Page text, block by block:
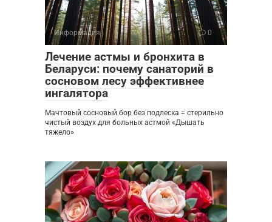
Информация 0
Лечение астмы и бронхита в
Беларуси: почему санаторий в
сосновом лесу эффективнее
ингалятора
Мачтовый сосновый бор без подлеска = стерильно
чистый воздух для больных астмой «Дышать
тяжело»